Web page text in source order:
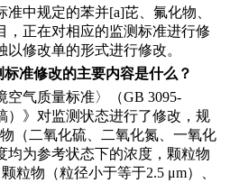
准中规定的苯并[a]芘、氟化物、
，正在对相应的监测标准进行修
修改单的形式进行修改。
准修改的主要内容是什么？
空气质量标准〉（GB 3095-
）》对监测状态进行了修改，规
（二氧化硫、二氧化氮、一氧化
均为参考状态下的浓度，颗粒物
粒物（粒径小于等于2.5 μm）、